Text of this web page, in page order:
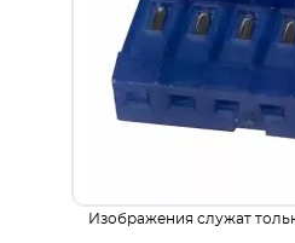
Изображения служат